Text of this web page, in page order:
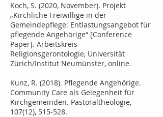
Koch, S. (2020, November). Projekt
„Kirchliche Freiwillige in der
Gemeindepflege: Entlastungsangebot für
pflegende Angehörige“ [Conference
Paper]. Arbeitskreis
Religionsgerontologie, Universität
Zürich/Institut Neumünster, online.
Kunz, R. (2018). Pflegende Angehörige.
Community Care als Gelegenheit für
Kirchgemeinden. Pastoraltheologie,
107(12), 515-528.